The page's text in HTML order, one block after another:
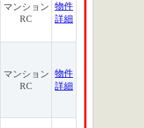
マンション
RC
物件
詳細
マンション
RC
物件
詳細